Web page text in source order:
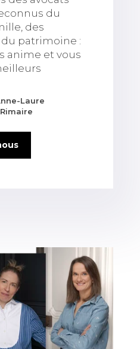
du
des
patrimoine :
anime et vous
Laure